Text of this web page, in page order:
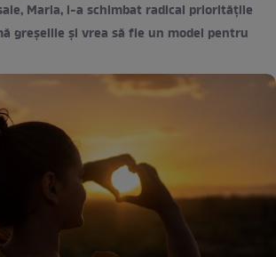
Maria, i-a schimbat radical prioritățile
greșelile și vrea să fie un model pentru